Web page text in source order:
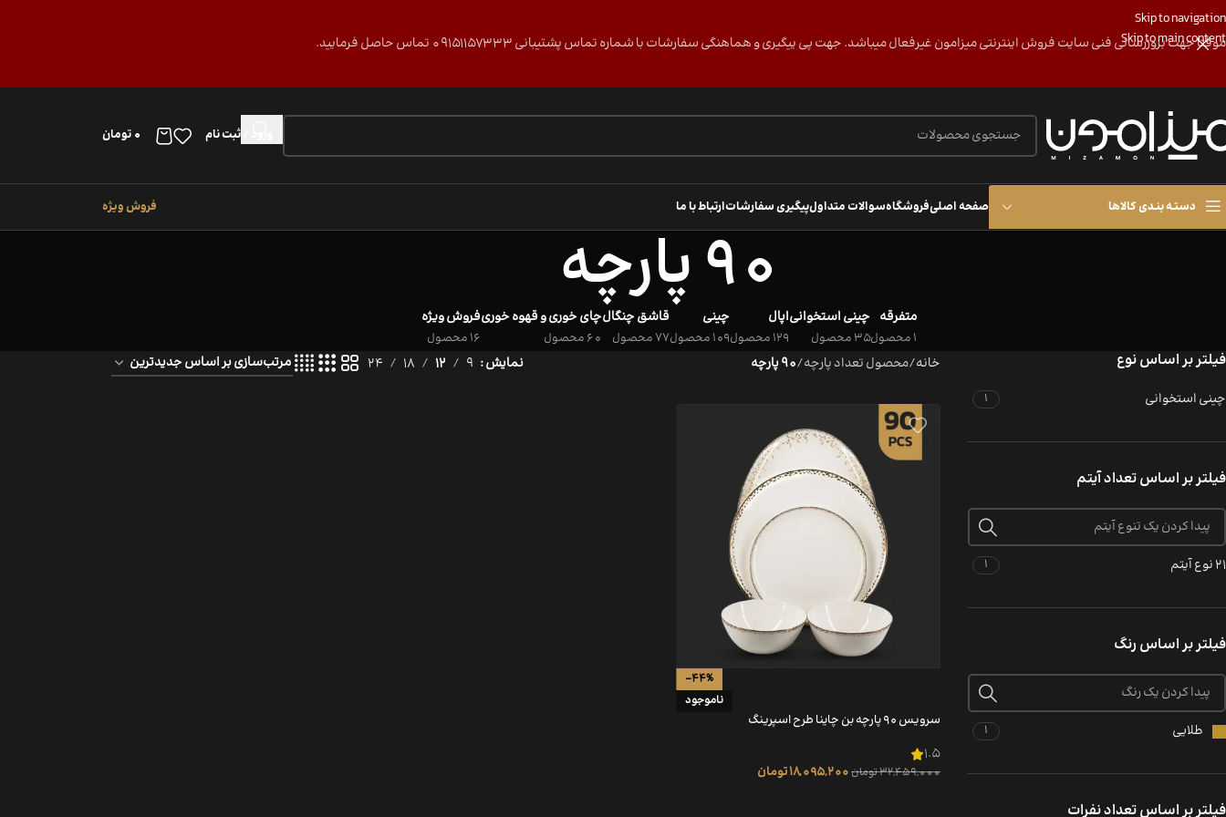
Skip to navigation
Skip to main content
موقتا جهت بروزرسانی فنی سایت فروش اینترنتی میزامون غیرفعال میباشد. جهت پی ییگیری و هماهنگی سفارشات با شماره تماس پشتیبانی 09151157333 تماس حاصل فرمایید.
ورود / ثبت نام 0 تومان
دستـه بنـدی کالاها صفحه اصلیفروشگاهسوالات متداولپیگیری سفارشاتارتباط با ما فروش ویژه
90 پارچه
متفرقه
1 محصول
چینی استخوانی
35 محصول
اپال
129 محصول
چینی
109 محصول
قاشق چنگال
77 محصول
چای خوری و قهوه خوری
60 محصول
فروش ویژه
16 محصول
فیلتر بر اساس نوع
چینی استخوانی 1
فیلتر بر اساس تعداد آیتم
21 نوع آیتم 1
فیلتر بر اساس رنگ
طلایی 1
فیلتر بر اساس تعداد نفرات
خانه/محصول تعداد پارچه/90 پارچه نمایش 9
12
18
24
-44%
ناموجود
سرویس 90 پارچه بن چاینا طرح اسپرینگ
1.5
32,459,000تومان18,095,200تومان